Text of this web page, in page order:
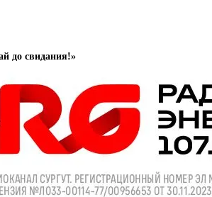
до свидания!»